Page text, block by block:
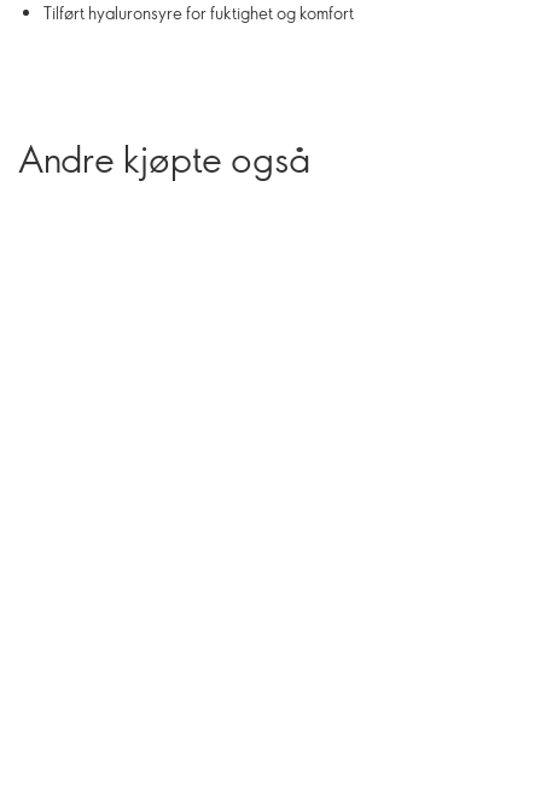
Tilført hyaluronsyre for fuktighet og komfort
Andre kjøpte også